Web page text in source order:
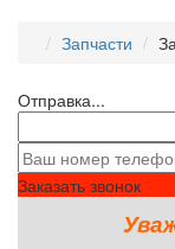
Запчасти
Отправка...
Заказать звонок